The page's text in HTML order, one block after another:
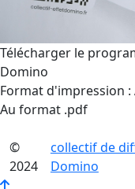
Télécharger le
Domino
Format d'impression :
Au format .pdf
©
2024
collectif de
Domino